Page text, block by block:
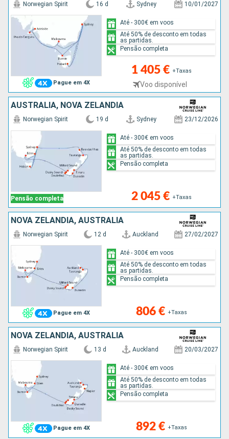
Pague em 4X
Norwegian Spirit 16 d Sydney 10/01/2027
1 405 € +Taxas
Voo disponível
Até - 300€ em voos
Até 50% de desconto em todas
as partidas.
Pensão completa
AUSTRALIA, NOVA ZELANDIA
Pensão completa
Norwegian Spirit 19 d Sydney 23/12/2026
2 045 € +Taxas
Até - 300€ em voos
Até 50% de desconto em todas
as partidas.
Pensão completa
NOVA ZELANDIA, AUSTRALIA
Pague em 4X
Norwegian Spirit 12 d Auckland 27/02/2027
806 € +Taxas
Até - 300€ em voos
Até 50% de desconto em todas
as partidas.
Pensão completa
NOVA ZELANDIA, AUSTRALIA
Pague em 4X
Norwegian Spirit 13 d Auckland 20/03/2027
892 € +Taxas
Até - 300€ em voos
Até 50% de desconto em todas
as partidas.
Pensão completa